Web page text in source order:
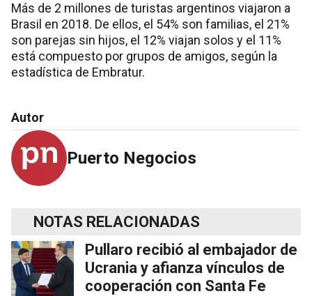
Más de 2 millones de turistas argentinos viajaron a
Brasil en 2018. De ellos, el 54% son familias, el 21%
son parejas sin hijos, el 12% viajan solos y el 11%
está compuesto por grupos de amigos, según la
estadística de Embratur.
Autor
Puerto Negocios
NOTAS RELACIONADAS
Pullaro recibió al embajador de
Ucrania y afianza vínculos de
cooperación con Santa Fe